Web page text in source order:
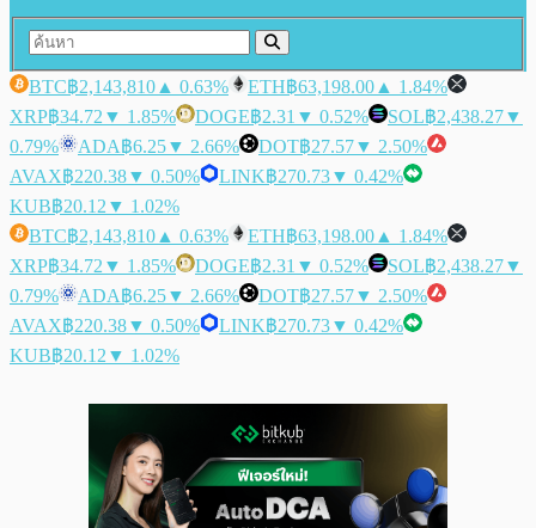
BTC฿2,143,810 ▲ 0.63% ETH฿63,198.00 ▲ 1.84%
XRP฿34.72 ▼ 1.85% DOGE฿2.31 ▼ 0.52% SOL฿2,438.27▼
0.79%
ADA฿6.25▼ 2.66% DOT฿27.57▼ 2.50%
AVAX฿220.38▼ 0.50% LINK฿270.73▼ 0.42%
KUB฿20.12 ▼ 1.02%
BTC฿2,143,810 ▲ 0.63% ETH฿63,198.00 ▲ 1.84%
XRP฿34.72 ▼ 1.85% DOGE฿2.31 ▼ 0.52% SOL฿2,438.27▼
0.79%
ADA฿6.25▼ 2.66% DOT฿27.57▼ 2.50%
AVAX฿220.38▼ 0.50% LINK฿270.73▼ 0.42%
KUB฿20.12 ▼ 1.02%